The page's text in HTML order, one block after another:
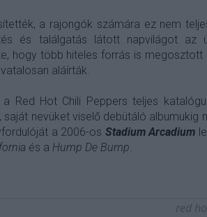
a rajongók számára ez nem
és találgatás látott napvilágot az
hogy több hiteles forrás is megosztott
aláírták.
Red Hot Chili Peppers teljes
nevüket viselő debütáló albumukig
a 2006-os Stadium Arcadium
és a Hump De Bump.
red